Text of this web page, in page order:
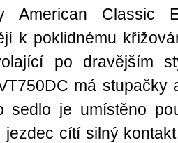
American Classic
k poklidnému
po dravějším
má stupačky
sedlo je umístěno
jezdec cítí silný